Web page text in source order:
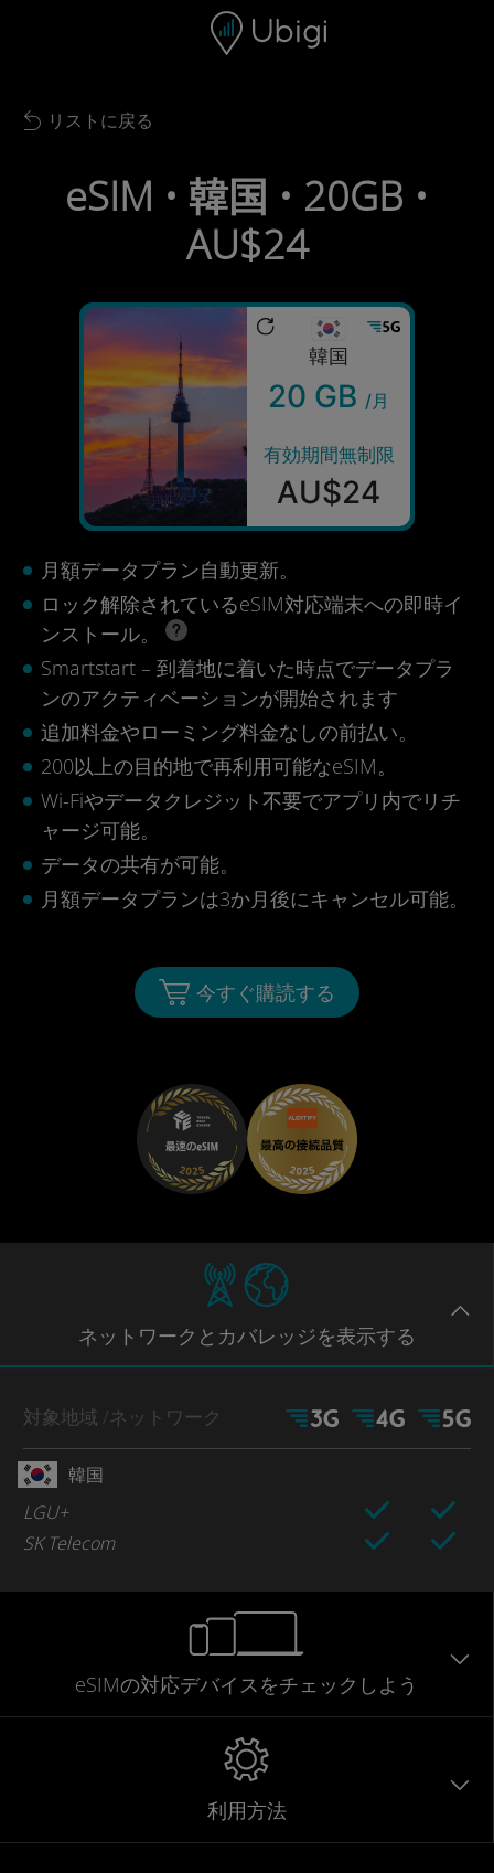
ナビゲーションバー フッター
Back to list
リストに戻る
eSIM • 韓国 • 20GB •
AU$24
韓国
20 GB /月
有効期間無制限
AU$24
月額データプラン自動更新。
ロック解除されているeSIM対応端末への即時イ
ンストール。
Smartstart – 到着地に着いた時点でデータプラ
ンのアクティベーションが開始されます
追加料金やローミング料金なしの前払い。
200以上の目的地で再利用可能なeSIM。
Wi-Fiやデータクレジット不要でアプリ内でリチ
ャージ可能。
データの共有が可能。
月額データプランは3か月後にキャンセル可能。
今すぐ購読する
ネットワークとカバレッジを表示する
対象地域 /ネットワーク
韓国
LGU+
SK Telecom
eSIMの対応デバイスをチェックしよう
利用方法